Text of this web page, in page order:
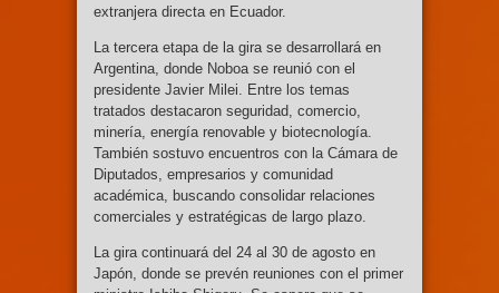
extranjera directa en Ecuador.
La tercera etapa de la gira se desarrollará en
Argentina, donde Noboa se reunió con el
presidente Javier Milei. Entre los temas
tratados destacaron seguridad, comercio,
minería, energía renovable y biotecnología.
También sostuvo encuentros con la Cámara de
Diputados, empresarios y comunidad
académica, buscando consolidar relaciones
comerciales y estratégicas de largo plazo.
La gira continuará del 24 al 30 de agosto en
Japón, donde se prevén reuniones con el primer